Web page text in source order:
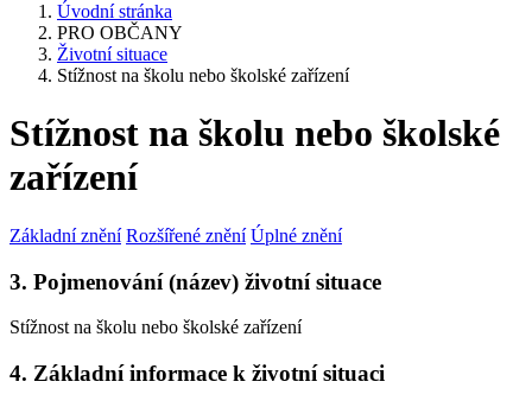
Úvodní stránka
PRO OBČANY
Životní situace
Stížnost na školu nebo školské zařízení
Stížnost na školu nebo školské
zařízení
Základní znění Rozšířené znění Úplné znění
3. Pojmenování (název) životní situace
Stížnost na školu nebo školské zařízení
4. Základní informace k životní situaci